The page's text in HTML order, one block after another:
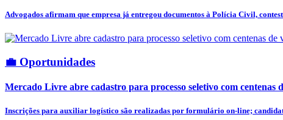
Advogados afirmam que empresa já entregou documentos à Polícia Civil,
💼 Oportunidades
Mercado Livre abre cadastro para processo seletivo com centenas
Inscrições para auxiliar logístico são realizadas por formulário on-line;